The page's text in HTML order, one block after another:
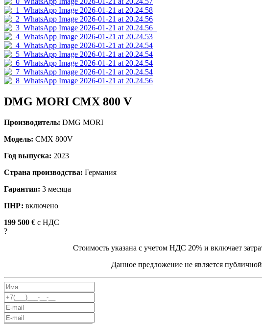
DMG MORI CMX 800 V
Производитель: DMG MORI
Модель: CMX 800V
Год выпуска: 2023
Страна производства: Германия
Гарантия: 3 месяца
ПНР: включено
199 500 € c НДС
?
Стоимость указана с учетом НДС 20% и включает
Данное предложение не является